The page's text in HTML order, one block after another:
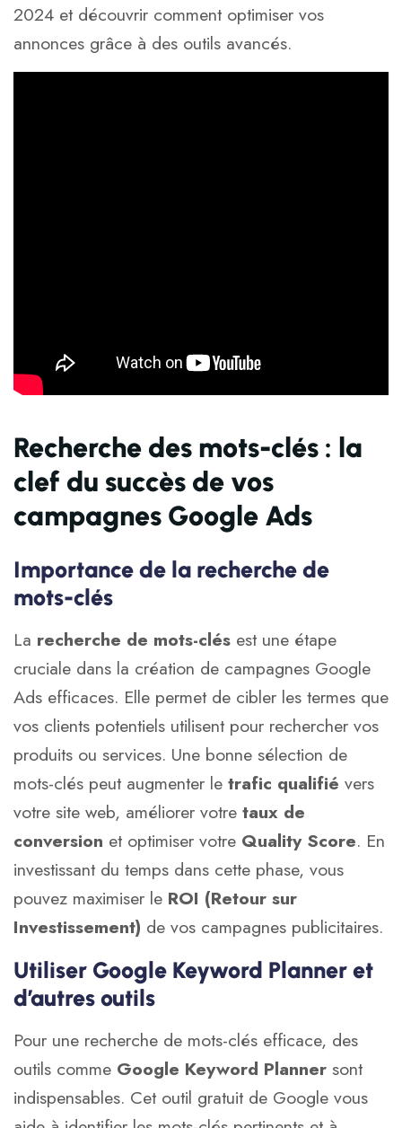
2024 et découvrir comment optimiser vos
annonces grâce à des outils avancés.
Recherche des mots-clés : la
clef du succès de vos
campagnes Google Ads
Importance de la recherche de
mots-clés
La recherche de mots-clés est une étape
cruciale dans la création de campagnes Google
Ads efficaces. Elle permet de cibler les termes que
vos clients potentiels utilisent pour rechercher vos
produits ou services. Une bonne sélection de
mots-clés peut augmenter le trafic qualifié vers
votre site web, améliorer votre taux de
conversion et optimiser votre Quality Score. En
investissant du temps dans cette phase, vous
pouvez maximiser le ROI (Retour sur
Investissement) de vos campagnes publicitaires.
Utiliser Google Keyword Planner et
d’autres outils
Pour une recherche de mots-clés efficace, des
outils comme Google Keyword Planner sont
indispensables. Cet outil gratuit de Google vous